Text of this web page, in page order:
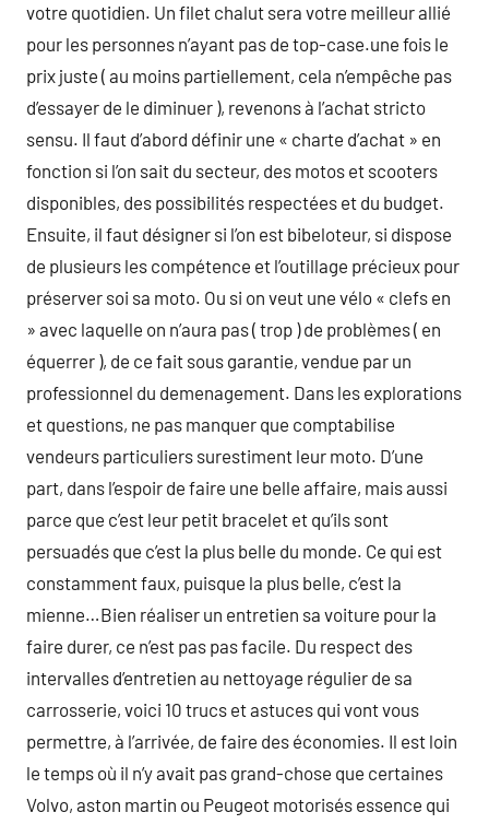
votre quotidien. Un filet chalut sera votre meilleur allié
pour les personnes n’ayant pas de top-case.une fois le
prix juste ( au moins partiellement, cela n’empêche pas
d’essayer de le diminuer ), revenons à l’achat stricto
sensu. Il faut d’abord définir une « charte d’achat » en
fonction si l’on sait du secteur, des motos et scooters
disponibles, des possibilités respectées et du budget.
Ensuite, il faut désigner si l’on est bibeloteur, si dispose
de plusieurs les compétence et l’outillage précieux pour
préserver soi sa moto. Ou si on veut une vélo « clefs en
» avec laquelle on n’aura pas ( trop ) de problèmes ( en
équerrer ), de ce fait sous garantie, vendue par un
professionnel du demenagement. Dans les explorations
et questions, ne pas manquer que comptabilise
vendeurs particuliers surestiment leur moto. D’une
part, dans l’espoir de faire une belle affaire, mais aussi
parce que c’est leur petit bracelet et qu’ils sont
persuadés que c’est la plus belle du monde. Ce qui est
constamment faux, puisque la plus belle, c’est la
mienne…Bien réaliser un entretien sa voiture pour la
faire durer, ce n’est pas pas facile. Du respect des
intervalles d’entretien au nettoyage régulier de sa
carrosserie, voici 10 trucs et astuces qui vont vous
permettre, à l’arrivée, de faire des économies. Il est loin
le temps où il n’y avait pas grand-chose que certaines
Volvo, aston martin ou Peugeot motorisés essence qui